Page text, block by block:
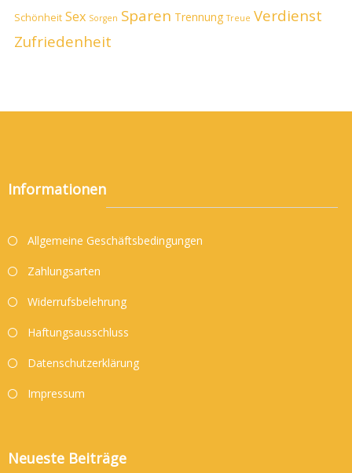
Schönheit Sex Sorgen Sparen Trennung Treue Verdienst
Zufriedenheit
Informationen
Allgemeine Geschäftsbedingungen
Zahlungsarten
Widerrufsbelehrung
Haftungsausschluss
Datenschutzerklärung
Impressum
Neueste Beiträge